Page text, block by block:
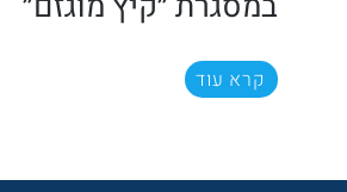
קרא עוד